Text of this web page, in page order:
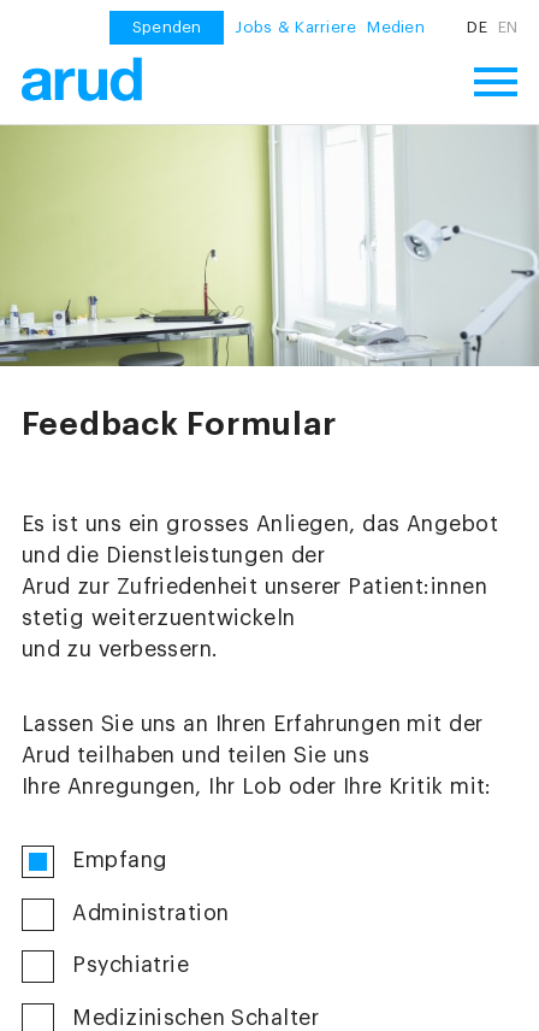
Spenden Jobs & Karriere Medien DE EN
Feedback Formular
Es ist uns ein grosses Anliegen, das Angebot
und die Dienstleistungen der
Arud zur Zufriedenheit unserer Patient:innen
stetig weiterzuentwickeln
und zu verbessern.
Lassen Sie uns an Ihren Erfahrungen mit der
Arud teilhaben und teilen Sie uns
Ihre Anregungen, Ihr Lob oder Ihre Kritik mit:
Empfang
Administration
Psychiatrie
Medizinischen Schalter